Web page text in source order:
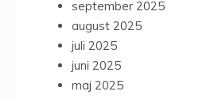
september 2025
august 2025
juli 2025
juni 2025
maj 2025